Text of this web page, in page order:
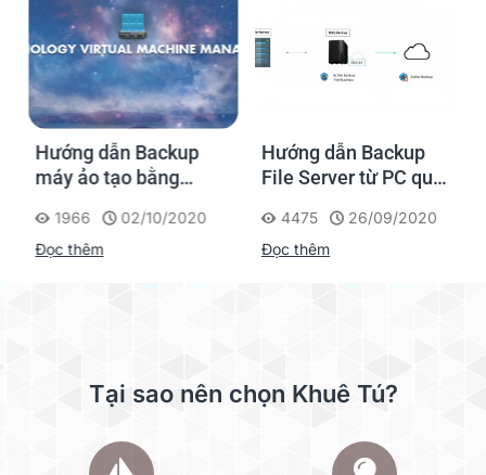
Hướng dẫn Backup
máy ảo tạo bằng
Manager trong NAS
Synology
1966
02/10/2020
Đọc thêm
Hướng dẫn Backup
File Server từ PC qua
4475
26/09/2020
Đọc thêm
Tại sao nên chọn Khuê Tú?